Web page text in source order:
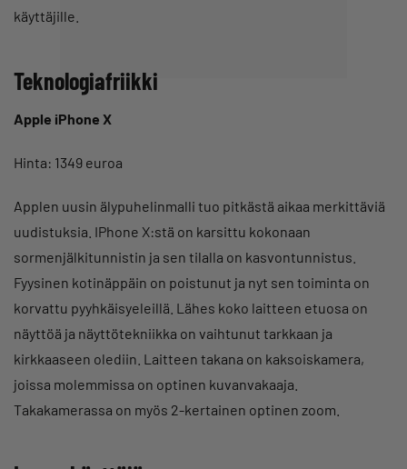
käyttäjille.
Teknologiafriikki
Apple iPhone X
Hinta: 1349 euroa
Applen uusin älypuhelinmalli tuo pitkästä aikaa merkittäviä
uudistuksia. IPhone X:stä on karsittu kokonaan
sormenjälkitunnistin ja sen tilalla on kasvontunnistus.
Fyysinen kotinäppäin on poistunut ja nyt sen toiminta on
korvattu pyyhkäisyeleillä. Lähes koko laitteen etuosa on
näyttöä ja näyttötekniikka on vaihtunut tarkkaan ja
kirkkaaseen olediin. Laitteen takana on kaksoiskamera,
joissa molemmissa on optinen kuvanvakaaja.
Takakamerassa on myös 2-kertainen optinen zoom.